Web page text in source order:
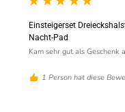
Einsteigerset
Nacht-Pad
Kam sehr gut als Geschenk
1 Person hat diese